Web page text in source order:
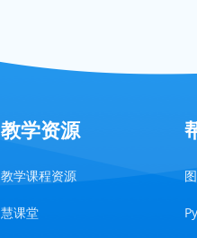
教学资源
教学课程资源
慧课堂